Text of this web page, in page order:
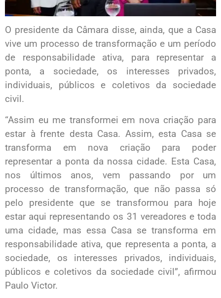
O presidente da Câmara disse, ainda, que a Casa
vive um processo de transformação e um período
de responsabilidade ativa, para representar a
ponta, a sociedade, os interesses privados,
individuais, públicos e coletivos da sociedade
civil.
“Assim eu me transformei em nova criação para
estar à frente desta Casa. Assim, esta Casa se
transforma em nova criação para poder
representar a ponta da nossa cidade. Esta Casa,
nos últimos anos, vem passando por um
processo de transformação, que não passa só
pelo presidente que se transformou para hoje
estar aqui representando os 31 vereadores e toda
uma cidade, mas essa Casa se transforma em
responsabilidade ativa, que representa a ponta, a
sociedade, os interesses privados, individuais,
públicos e coletivos da sociedade civil”, afirmou
Paulo Victor.